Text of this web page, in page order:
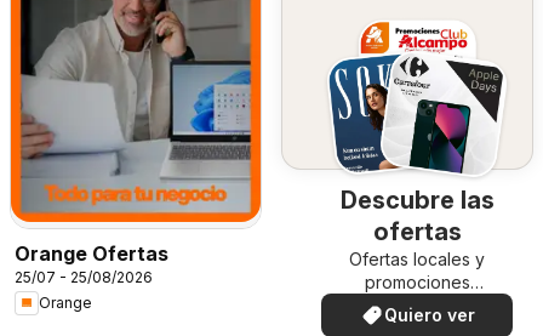
Orange Ofertas
25/07 - 25/08/2026
Orange
Descubre las
ofertas
Ofertas locales y
promociones
especiales.
Quiero ver